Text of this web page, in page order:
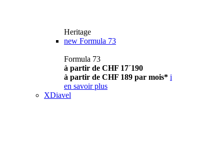
Heritage
new Formula 73
Formula 73
à partir de CHF 17´190
à partir de CHF 189 par mois* i
en savoir plus
XDiavel